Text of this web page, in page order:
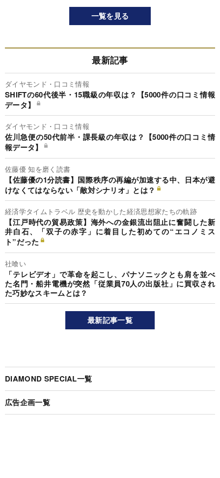
一覧を見る
最新記事
ダイヤモンド・口コミ情報
SHIFTの60代後半・15職級の年収は？【5000件の口コミ情報
データ】
ダイヤモンド・口コミ情報
佐川急便の50代前半・課長級の年収は？【5000件の口コミ情
報データ】
佐藤優 知を磨く読書
【佐藤優の1分読書】国際秩序の再編が加速する中、日本が避
けなくてはならない「敵対シナリオ」とは？
経済学タイムトラベル 歴史を動かした経済思想家たちの軌跡
【江戸時代の貿易政策】海外への金銀流出阻止に奮闘した新
井白石、「双子の赤字」に着目した初めての“エコノミス
ト”だった
社喰い
「テレビデオ」で革命を起こし、パナソニックとも肩を並べ
た名門・船井電機が突然「従業員70人の出版社」に買収され
た巧妙なスキームとは？
最新記事一覧
DIAMOND SPECIAL一覧
広告企画一覧